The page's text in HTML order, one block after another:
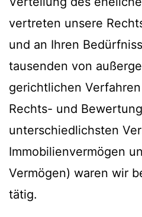
vertreten unsere
und an Ihren
tausenden von
gerichtlichen
Rechts- und
unterschiedlichsten
Immobilienvermögen
Vermögen) waren wir
tätig.